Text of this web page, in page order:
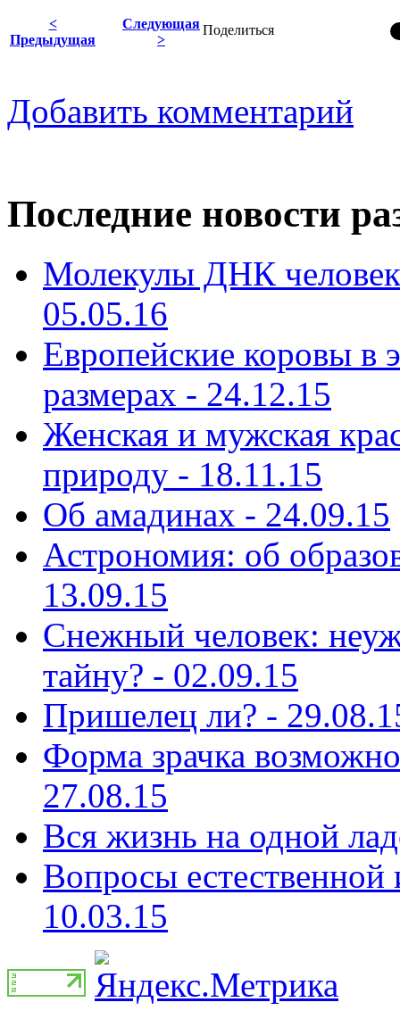
Поделиться
<
Предыдущая
Следующая
>
Добавить комментарий
Последние новости
Молекулы ДНК
05.05.16
Европейские коровы в
размерах - 24.12.15
Женская и мужская
природу - 18.11.15
Об амадинах - 24.09.15
Астрономия: об
13.09.15
Снежный человек:
тайну? - 02.09.15
Пришелец ли? -
Форма зрачка
27.08.15
Вся жизнь на одной
Вопросы естественной
10.03.15